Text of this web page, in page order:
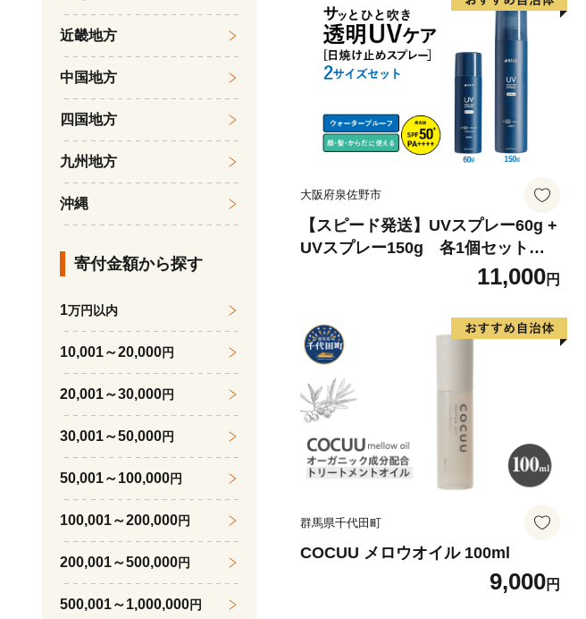
大阪府泉佐野市
【スピード発送】UVスプレー60g +
UVスプレー150g 各1個セット
【無香料 SPF50+ PA++++ UV耐水
性★★ 日用品 ゴルフ スポーツ に
11,000円
群馬県千代田町
COCUU メロウオイル 100ml
9,000円
近畿地方
中国地方
四国地方
九州地方
沖縄
寄付金額から探す
1万円以内
10,001～20,000円
20,001～30,000円
30,001～50,000円
50,001～100,000円
100,001～200,000円
200,001～500,000円
500,001～1,000,000円